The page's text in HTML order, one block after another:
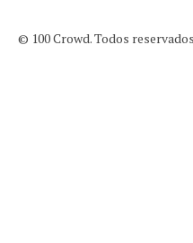
© 100 Crowd. Todos